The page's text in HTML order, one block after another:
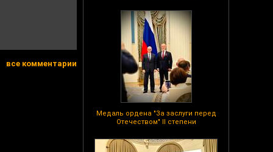
Медаль ордена "За заслуги перед
Отечеством" II степени
все комментарии